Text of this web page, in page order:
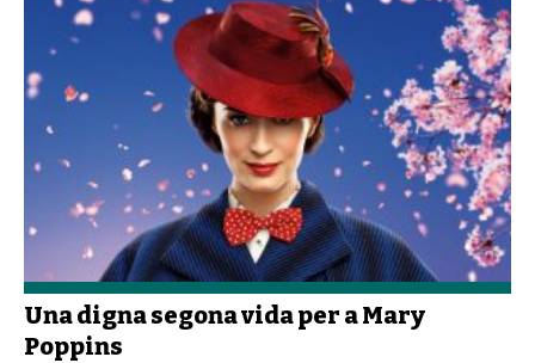
Una digna segona vida per a Mary
Poppins